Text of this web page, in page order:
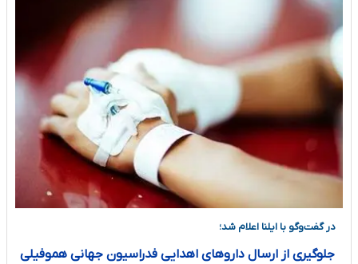
در گفت‌وگو با ایلنا اعلام شد؛
جلوگیری از ارسال داروهای اهدایی فدراسیون جهانی هموفیلی